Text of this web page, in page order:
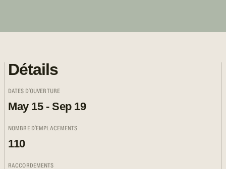
Détails
DATES D'OUVERTURE
May 15 - Sep 19
NOMBRE D'EMPLACEMENTS
110
RACCORDEMENTS